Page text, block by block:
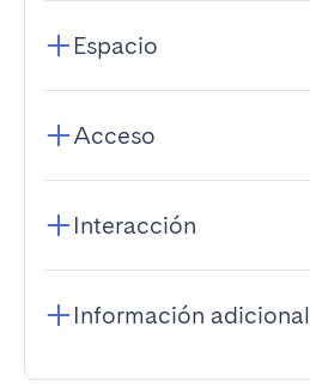
Espacio
Acceso
Interacción
Información adicional